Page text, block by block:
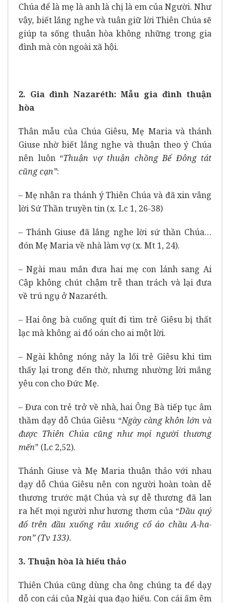
Chúa để là mẹ là anh là chị là em của Người. Như
vậy, biết lắng nghe và tuân giữ lời Thiên Chúa sẽ
giúp ta sống thuận hòa không những trong gia
đình mà còn ngoài xã hội.
2. Gia đình Nazaréth: Mẫu gia đình thuận
hòa
Thân mẫu của Chúa Giêsu, Mẹ Maria và thánh
Giuse nhờ biết lắng nghe và thuận theo ý Chúa
nên luôn “Thuận vợ thuận chồng Bể Đông tát
cũng cạn”:
– Mẹ nhận ra thánh ý Thiên Chúa và đã xin vâng
lời Sứ Thần truyền tin (x. Lc 1, 26-38)
– Thánh Giuse đã lắng nghe lời sứ thần Chúa…
đón Mẹ Maria về nhà làm vợ (x. Mt 1, 24).
– Ngài mau mắn đưa hai mẹ con lánh sang Ai
Cập không chút chậm trễ than trách và lại đưa
về trú ngụ ở Nazaréth.
– Hai ông bà cuống quít đi tìm trẻ Giêsu bị thất
lạc mà không ai đổ oán cho ai một lời.
– Ngài không nóng nảy la lối trẻ Giêsu khi tìm
thấy lại trong đến thờ, nhưng nhường lời mắng
yêu con cho Đức Mẹ.
– Đưa con trẻ trở về nhà, hai Ông Bà tiếp tục âm
thầm dạy dỗ Chúa Giêsu “Ngày càng khôn lớn và
được Thiên Chúa cũng như mọi người thương
mến” (Lc 2,52).
Thánh Giuse và Mẹ Maria thuận thảo với nhau
dạy dỗ Chúa Giêsu nên con người hoàn toàn dễ
thương trước mặt Chúa và sự dễ thương đã lan
ra hết mọi người như hương thơm của “Dầu quý
đổ trên đầu xuống râu xuống cổ áo chầu A-ha-
ron” (Tv 133).
3. Thuận hòa là hiếu thảo
Thiên Chúa cũng dùng cha ông chúng ta để dạy
dỗ con cái của Ngài qua đạo hiếu. Con cái ấm êm